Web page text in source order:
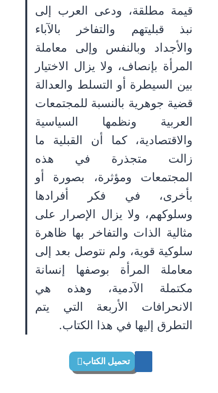
قيمة مطلقة، ودعى العرب إلى
نبذ قبليتهم والتفاخر بالآباء
والأجداد وبالنفس وإلى معاملة
المرأة بإنصاف، ولا يزال الاختيار
بين السيطرة أو التسلط والعدالة
قضية جوهرية بالنسبة للمجتمعات
العربية ونظمها السياسية
والاقتصادية، كما أن القبلية ما
زالت متجذرة في هذه
المجتمعات ومؤثرة، بصورة أو
بأخرى، في فكر أفرادها
وسلوكهم، ولا يزال الإصرار على
مثالية الذات والتفاخر بها ظاهرة
سلوكية قوية، ولم نتوصل بعد إلى
معاملة المرأة بوصفها إنسانة
مكتملة الآدمية، وهذه هي
الانحرافات الأربعة التي يتم
التطرق إليها في هذا الكتاب.
تحميل الكتاب